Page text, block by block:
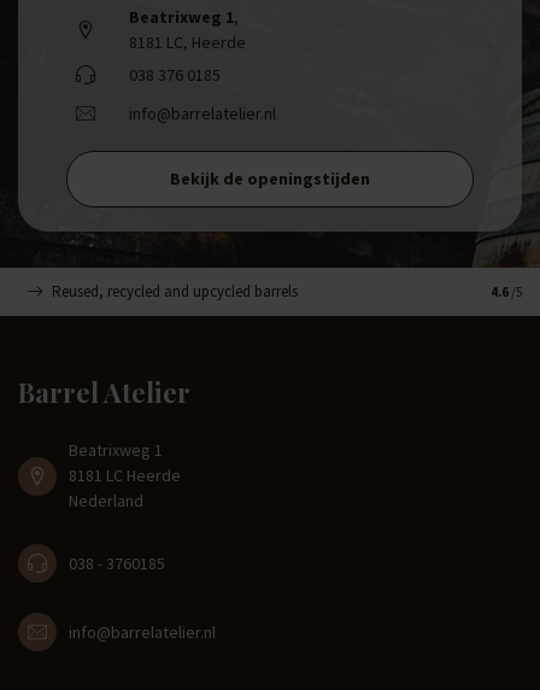
Beatrixweg 1,
8181 LC, Heerde
038 376 0185
info@barrelatelier.nl
Bekijk de openingstijden
Reused, recycled and upcycled barrels 4.6 /5
Barrel Atelier
Beatrixweg 1
8181 LC Heerde
Nederland
038 - 3760185
info@barrelatelier.nl